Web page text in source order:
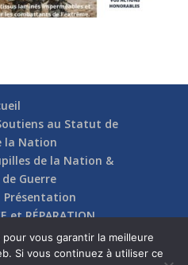
au Statut de
la Nation
de la Nation &
Guerre
Présentation
et RÉPARATION
Actions
Contact
vous garantir la meilleure
Si vous continuez à utiliser ce